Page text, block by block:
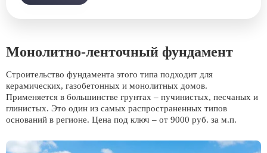
Монолитно-ленточный фундамент
Строительство фундамента этого типа подходит для
керамических, газобетонных и монолитных домов.
Применяется в большинстве грунтах – пучинистых, песчаных и
глинистых. Это один из самых распространенных типов
оснований в регионе. Цена под ключ – от 9000 руб. за м.п.